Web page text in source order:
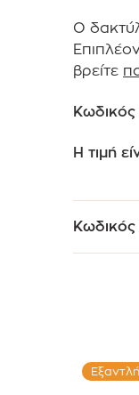
Ο
βρείτε
Η τιμή
Κωδικός